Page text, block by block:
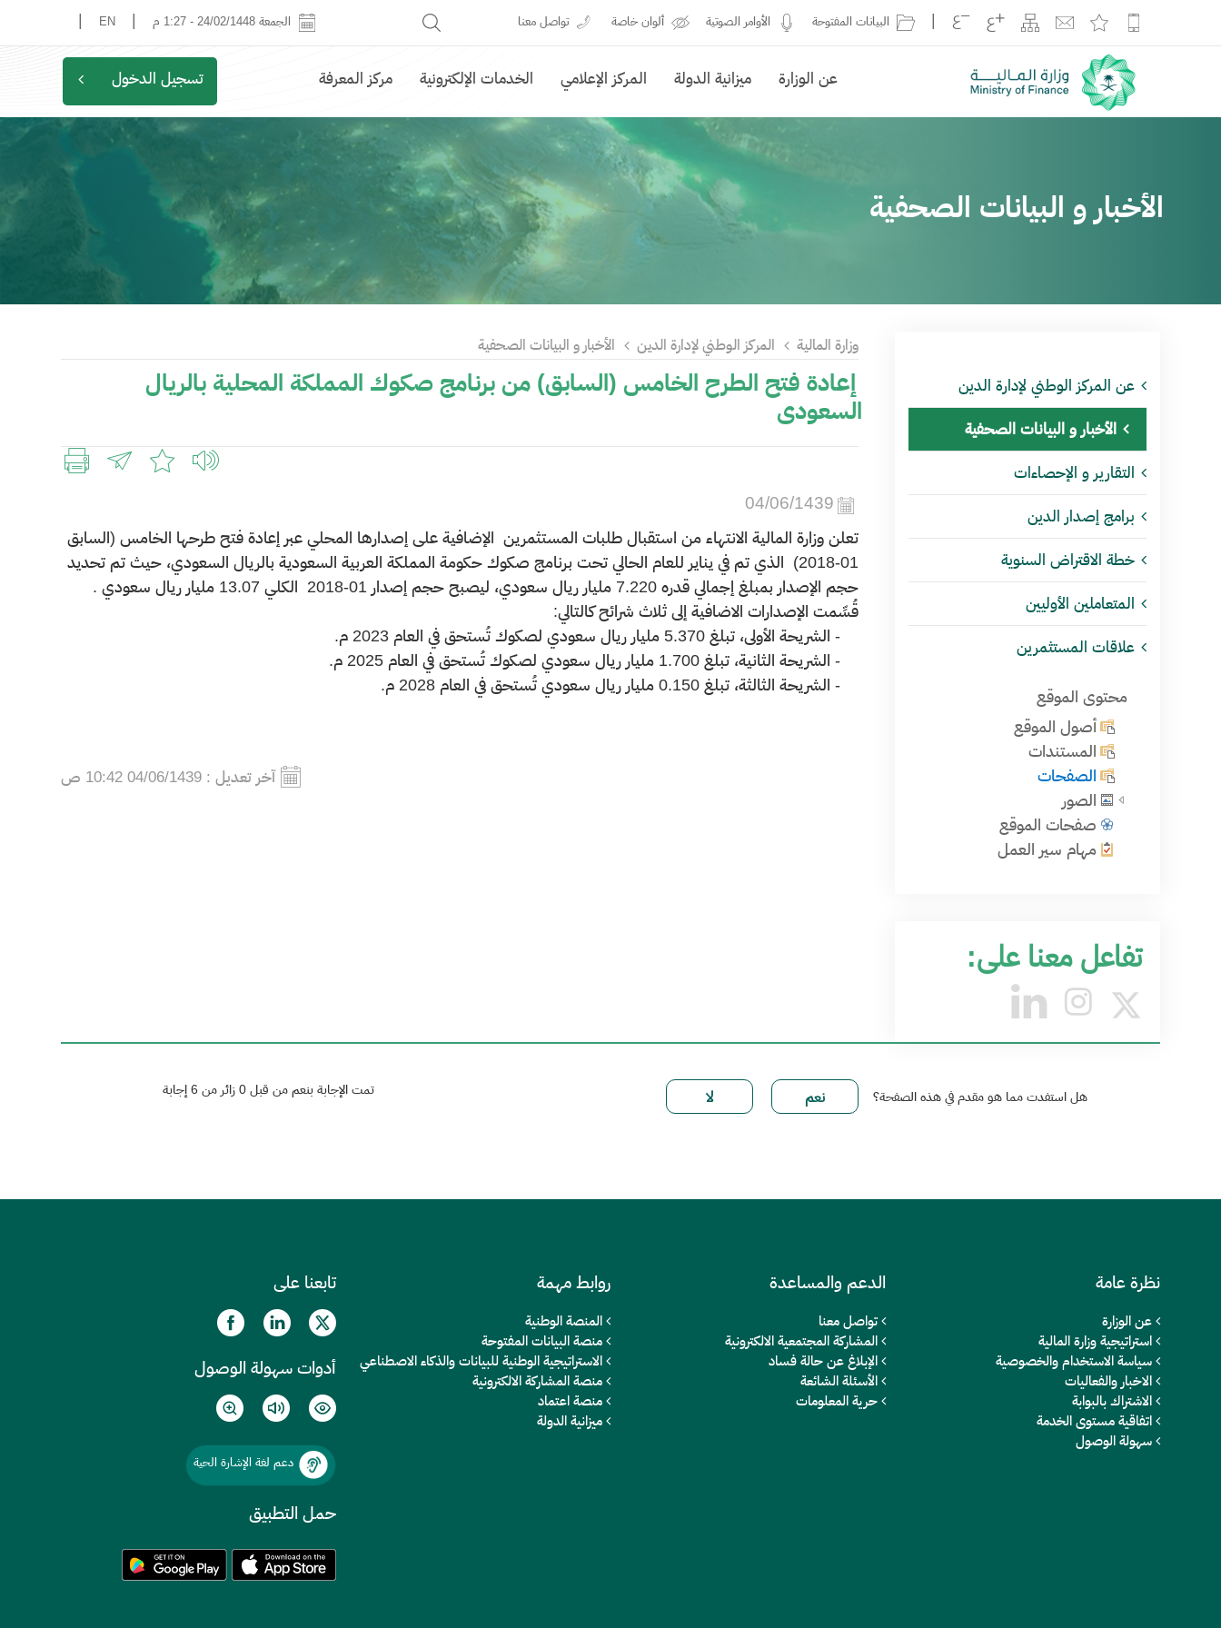
البيانات المفتوحة الأوامر الصوتية ألوان خاصة تواصل معنا EN الجمعة 24/02/1448 - 1:27 م
عن الوزارة ميزانية الدولة المركز الإعلامي الخدمات الإلكترونية مركز المعرفة تسجيل الدخول
الأخبار و البيانات الصحفية
عن المركز الوطني لإدارة الدين
الأخبار و البيانات الصحفية
التقارير و الإحصاءات
برامج إصدار الدين
خطة الاقتراض السنوية
المتعاملين الأوليين
علاقات المستثمرين
محتوى الموقع
أصول الموقع
المستندات
الصفحات
الصور
صفحات الموقع
مهام سير العمل
تفاعل معنا على:
وزارة المالية المركز الوطني لإدارة الدين الأخبار و البيانات الصحفية
إعادة فتح الطرح الخامس (السابق) من برنامج صكوك المملكة المحلية بالريال
السعودي
04/06/1439
تعلن وزارة المالية الانتهاء من استقبال طلبات المستثمرين الإضافية على إصدارها المحلي عبر إعادة فتح طرحها الخامس (السابق
01-2018) الذي تم في يناير للعام الحالي تحت برنامج صكوك حكومة المملكة العربية السعودية بالريال السعودي، حيث تم تحديد
حجم الإصدار بمبلغ إجمالي قدره 7.220 مليار ريال سعودي، ليصبح حجم إصدار 01-2018 الكلي 13.07 مليار ريال سعودي ‏.
قُسِّمت الإصدارات الاضافية إلى ثلاث شرائح كالتالي:
- الشريحة الأولى، تبلغ 5.370 مليار ريال سعودي لصكوك تُستحق في العام 2023 م.
- الشريحة الثانية، تبلغ 1.700 مليار ريال سعودي لصكوك تُستحق في العام 2025 م.
- الشريحة الثالثة، تبلغ 0.150 مليار ريال سعودي تُستحق في العام 2028 م.
آخر تعديل : 04/06/1439 10:42 ص
هل استفدت مما هو مقدم في هذه الصفحة؟ تمت الإجابة بنعم من قبل 0 زائر من 6 إجابة
نظرة عامة
عن الوزارة
استراتيجية وزارة المالية
سياسة الاستخدام والخصوصية
الاخبار والفعاليات
الاشتراك بالبوابة
اتفاقية مستوى الخدمة
سهولة الوصول
الدعم والمساعدة
تواصل معنا
المشاركة المجتمعية الالكترونية
الإبلاغ عن حالة فساد
الأسئلة الشائعة
حرية المعلومات
روابط مهمة
المنصة الوطنية
منصة البيانات المفتوحة
الاستراتيجية الوطنية للبيانات والذكاء الاصطناعي
منصة المشاركة الالكترونية
منصة اعتماد
ميزانية الدولة
تابعنا على
أدوات سهولة الوصول
دعم لغة الإشارة الحية
حمل التطبيق